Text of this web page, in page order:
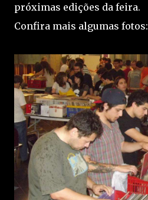
próximas edições da feira.
Confira mais algumas fotos: